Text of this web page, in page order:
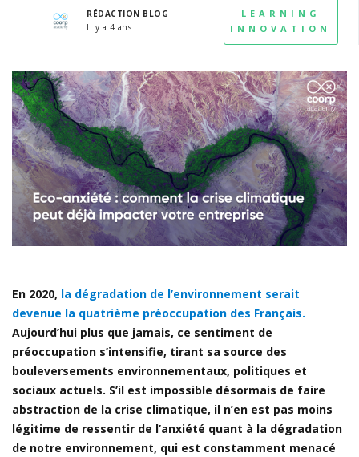
RÉDACTION BLOG
Il y a 4 ans
LEARNING
INNOVATION
En 2020, la dégradation de l’environnement serait
devenue la quatrième préoccupation des Français.
Aujourd’hui plus que jamais, ce sentiment de
préoccupation s’intensifie, tirant sa source des
bouleversements environnementaux, politiques et
sociaux actuels. S’il est impossible désormais de faire
abstraction de la crise climatique, il n’en est pas moins
légitime de ressentir de l’anxiété quant à la dégradation
de notre environnement, qui est constamment menacé